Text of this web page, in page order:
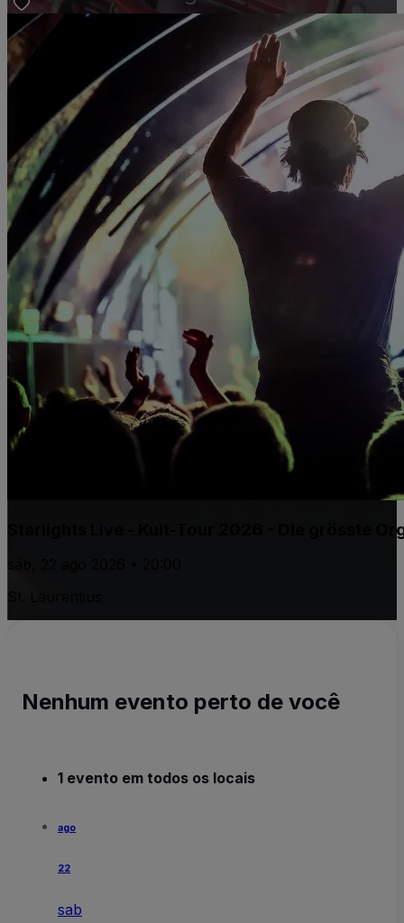
Starlights Live - Kult-Tour 2026 - Die grösste
Nenhum evento perto de você
1 evento em todos os locais
ago
22
sab